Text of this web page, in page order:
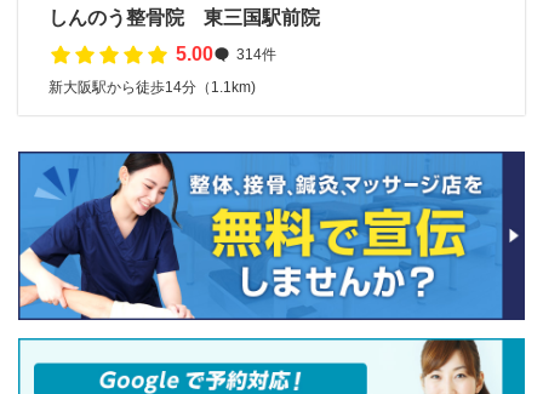
しんのう整骨院 東三国駅前院
5.00
314件
新大阪駅から徒歩14分（1.1km)